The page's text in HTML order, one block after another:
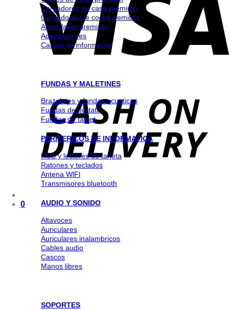
0
Cargadores de casa premium
Cargadores de coche pemium
Auriculares premium
Adapatadores
Cables de informatica
FUNDAS Y MALETINES
Brazaletes y fundas acuaticas
Fundas de portatil
Fundas de tablet
PERIFERICOS DE INFORMATICA
HUB y lectores de tarjeta
Ratones y teclados
Antena WlFl
Transmisores bluetooth
AUDIO Y SONIDO
Altavoces
Auriculares
Auriculares inalambricos
Cables audio
Cascos
Manos libres
SOPORTES